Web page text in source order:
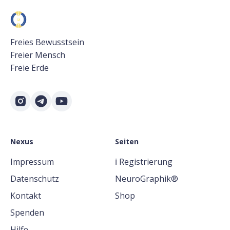
Freies Bewusstsein
Freier Mensch
Freie Erde
Nexus
Impressum
Datenschutz
Kontakt
Spenden
Seiten
ℹ️ Registrierung
NeuroGraphik®
Shop